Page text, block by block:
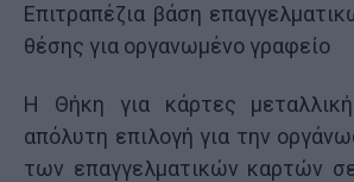
Επιτραπέζια βάση
θέσης για οργανωμένο γραφείο
Η Θήκη για κάρτες
απόλυτη επιλογή για την
των επαγγελματικών καρτών